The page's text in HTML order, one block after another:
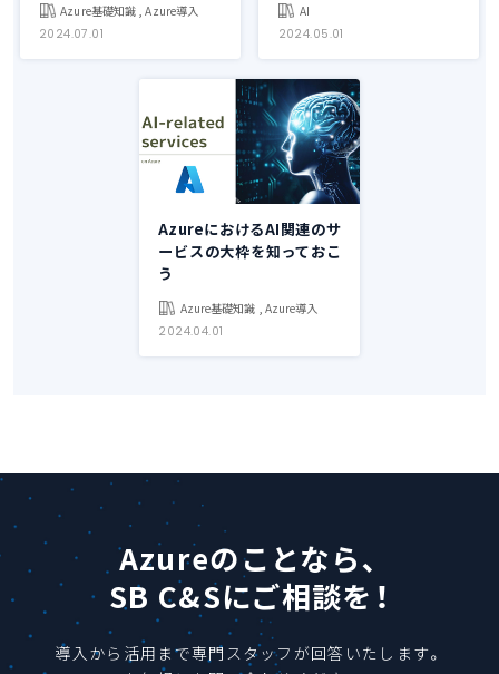
Azure基礎知識 , Azure導入
2024.07.01
AI
2024.05.01
AzureにおけるAI関連のサ
ービスの大枠を知っておこ
う
Azure基礎知識 , Azure導入
2024.04.01
Azureのことなら、
SB C&Sにご相談を！
導入から活用まで専門スタッフが回答いたします。